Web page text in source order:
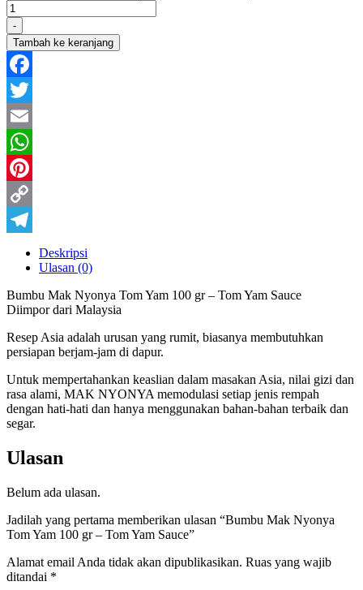
-
Tambah ke keranjang
Facebook
Twitter
Email
WhatsApp
Pinterest
Copy
Telegram
Deskripsi
Ulasan (0)
Bumbu Mak Nyonya Tom Yam 100 gr – Tom Yam Sauce
Diimpor dari Malaysia
Resep Asia adalah urusan yang rumit, biasanya membutuhkan
persiapan berjam-jam di dapur.
Untuk mempertahankan keaslian dalam masakan Asia, nilai gizi dan
rasa alami, MAK NYONYA memodulasi setiap jenis rempah
dengan hati-hati dan hanya menggunakan bahan-bahan terbaik dan
segar.
Ulasan
Belum ada ulasan.
Jadilah yang pertama memberikan ulasan “Bumbu Mak Nyonya
Tom Yam 100 gr – Tom Yam Sauce”
Alamat email Anda tidak akan dipublikasikan. Ruas yang wajib
ditandai *